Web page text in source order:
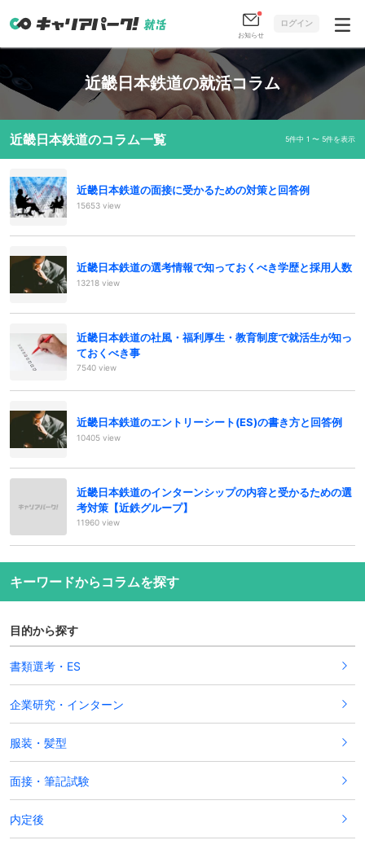
お知らせ
ログイン
近畿日本鉄道の就活コラム
近畿日本鉄道のコラム一覧 5件中 1 〜 5件を表示
近畿日本鉄道の面接に受かるための対策と回答例
15653 view
近畿日本鉄道の選考情報で知っておくべき学歴と採用人数
13218 view
近畿日本鉄道の社風・福利厚生・教育制度で就活生が知っ
ておくべき事
7540 view
近畿日本鉄道のエントリーシート(ES)の書き方と回答例
10405 view
近畿日本鉄道のインターンシップの内容と受かるための選
考対策【近鉄グループ】
11960 view
キーワードからコラムを探す
目的から探す
書類選考・ES
企業研究・インターン
服装・髪型
面接・筆記試験
内定後